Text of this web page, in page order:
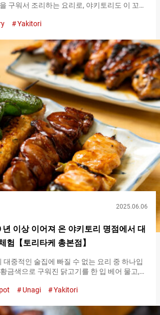
구워서 조리하는 요리로, 야키토리도 이 꼬치
시부야를 대표하는 요리입니다. 그런 시부
잇는 산책로 주변, 캣 스트리트라고 불리는 지
』. 현대적이고 모던한 점포가 늘어
, 『TRUNK(KUSHI)』의 레트로한 멋을 남긴 가
니다. 『TRUNK(KUSHI)』내부
』의 간판 메뉴 『토리(닭고기) 츠쿠네
）』 가게에서 제공하는 꼬치구이는 총 １７
, 돼지고기, 닭고기, 야채 등 다양한 재료를 숯
이는 어떤 것을 선택해도 틀림없는 맛입니다.
할 것은, 가게의 간판 메뉴라 할 수 있는 『칸반
구이)（Signature grilled skewer）』인 『토
Chicken Meat Balls）』입니다. 역시 가게를
만큼, 단품 외에도 『토리(닭고기) 츠쿠네
Yakitori
2025.06.06
이상 이어져 온 야키토리 명점에서 대
험【토리타케 총본점】
대중적인 술집에 빠질 수 없는 요리 중 하나입
금색으로 구워진 닭고기를 한 입 베어 물고,
식점 격전지인 시부야 역 앞에서 지켜오고 있
（Yakitori 5 Skewer Assortment）』 ２,０
Unagi Yakitori